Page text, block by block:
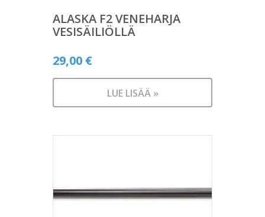
ALASKA F2 VENEHARJA
VESISÄILIÖLLÄ
29,00 €
LUE LISÄÄ »